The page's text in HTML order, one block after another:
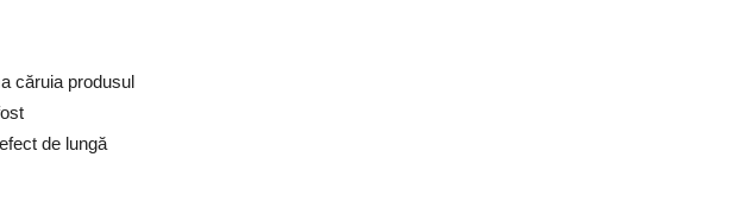
căruia produsul
de lungă